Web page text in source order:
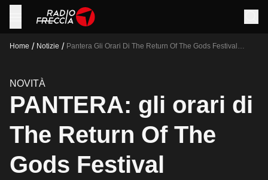
Home / Notizie / Pantera Gli Orari Di The Return Of The Gods Festival
NOVITÀ
PANTERA: gli orari di
The Return Of The
Gods Festival